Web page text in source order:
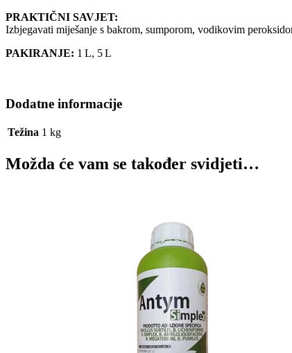
PRAKTIČNI SAVJET:
Izbjegavati miješanje s bakrom, sumporom, vodikovim
PAKIRANJE: 1 L, 5 L
Dodatne informacije
Težina 1 kg
Možda će vam se također svidjeti…